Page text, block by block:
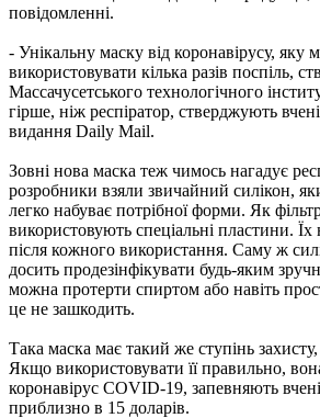
повідомленні.
- Унікальну маску від коронавірусу, яку
використовувати кілька разів поспіль,
Массачусетського технологічного
гірше, ніж респіратор, стверджують
видання Daily Mail.
Зовні нова маска теж чимось нагадує
розробники взяли звичайний силікон,
легко набуває потрібної форми. Як
використовують спеціальні пластини. Їх
після кожного використання. Саму ж
досить продезінфікувати будь-яким
можна протерти спиртом або навіть
це не зашкодить.
Така маска має такий же ступінь
Якщо використовувати її правильно,
коронавірус COVID-19, запевняють
приблизно в 15 доларів.